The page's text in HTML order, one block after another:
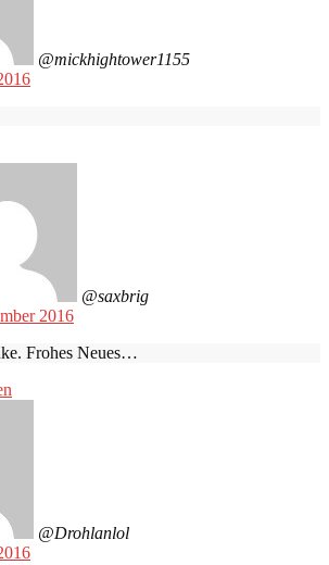
@mickhightower1155
@saxbrig
2016
Frohes Neues…
@Drohlanlol